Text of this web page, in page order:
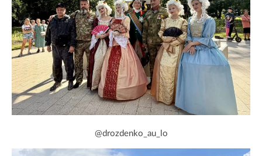
@drozdenko_au_lo